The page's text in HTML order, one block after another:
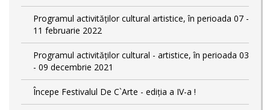
Programul activităților cultural artistice, în perioada 07 -
11 februarie 2022
Programul activităților cultural - artistice, în perioada 03
- 09 decembrie 2021
Începe Festivalul De C`Arte - ediția a IV-a !